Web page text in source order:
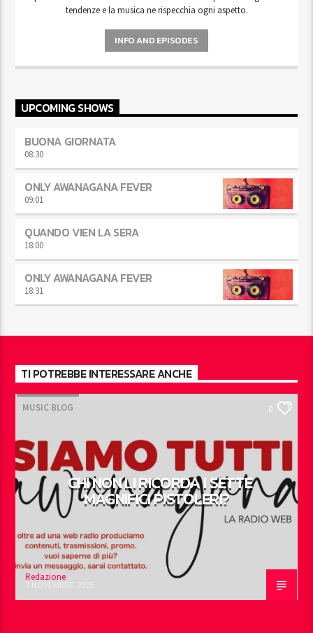
tendenze e la musica ne rispecchia ogni aspetto.
INFO AND EPISODES
UPCOMING SHOWS
BUONA GIORNATA
08:30
ONLY AWANAGANA FEVER
09:01
QUANDO VIEN LA SERA
18:00
ONLY AWANAGANA FEVER
18:31
TI POTREBBE INTERESSARE ANCHE
MUSIC BLOG 0
CHI NON LI RICORDA I SETTE
MAGNIFICI PISTOLERI?
Redazione